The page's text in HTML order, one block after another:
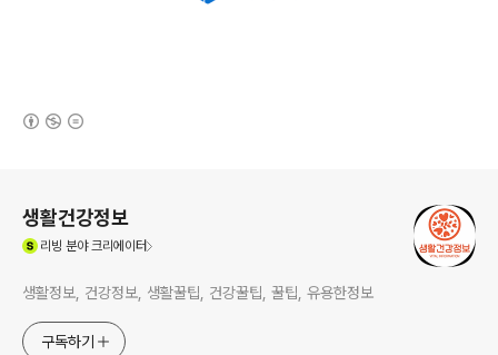
생활건강정보
리빙 분야 크리에이터
생활정보, 건강정보, 생활꿀팁, 건강꿀팁, 꿀팁, 유용한정보
구독하기